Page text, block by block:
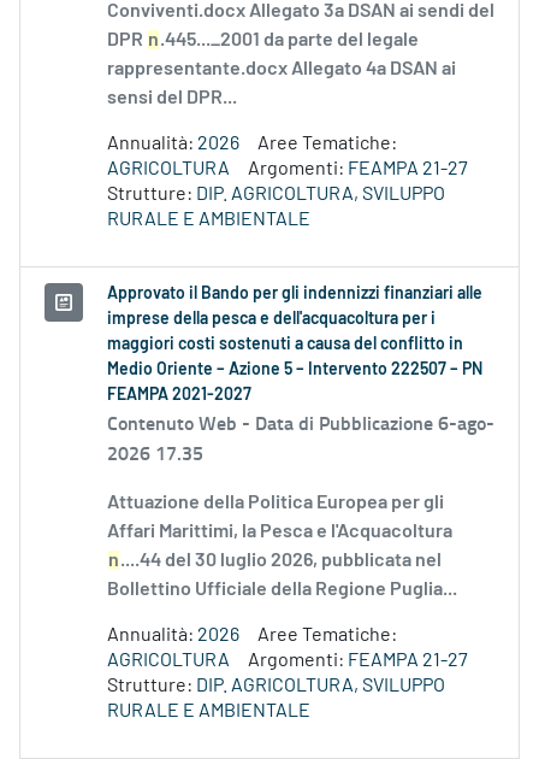
Conviventi.docx Allegato 3a DSAN ai sendi del
DPR n.445..._2001 da parte del legale
rappresentante.docx Allegato 4a DSAN ai
sensi del DPR...
Annualità: 2026
Aree Tematiche:
AGRICOLTURA
Argomenti: FEAMPA 21-27
Strutture: DIP. AGRICOLTURA, SVILUPPO
RURALE E AMBIENTALE
Approvato il Bando per gli indennizzi finanziari alle
imprese della pesca e dell'acquacoltura per i
maggiori costi sostenuti a causa del conflitto in
Medio Oriente – Azione 5 – Intervento 222507 – PN
FEAMPA 2021-2027
Contenuto Web - Data di Pubblicazione 6-ago-
2026 17.35
Attuazione della Politica Europea per gli
Affari Marittimi, la Pesca e l'Acquacoltura
n....44 del 30 luglio 2026, pubblicata nel
Bollettino Ufficiale della Regione Puglia...
Annualità: 2026
Aree Tematiche:
AGRICOLTURA
Argomenti: FEAMPA 21-27
Strutture: DIP. AGRICOLTURA, SVILUPPO
RURALE E AMBIENTALE